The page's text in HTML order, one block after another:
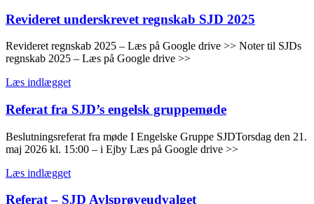
Revideret underskrevet regnskab SJD 2025
Revideret regnskab 2025 – Læs på Google drive >> Noter til SJDs
regnskab 2025 – Læs på Google drive >>
Læs indlægget
Referat fra SJD’s engelsk gruppemøde
Beslutningsreferat fra møde I Engelske Gruppe SJDTorsdag den 21.
maj 2026 kl. 15:00 – i Ejby Læs på Google drive >>
Læs indlægget
Referat – SJD Avlsprøveudvalget